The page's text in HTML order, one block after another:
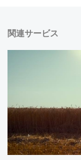
関連サービス